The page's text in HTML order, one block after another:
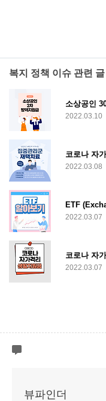
복지 정책 이슈 관련 글
소상공인
2022.03.10
코로나 자
2022.03.08
ETF
2022.03.07
코로나 자
2022.03.07
뷰파인더